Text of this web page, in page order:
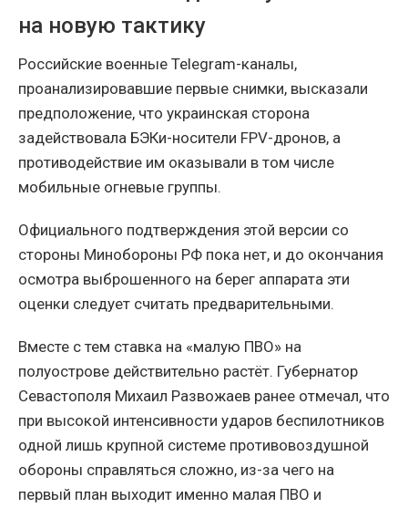
на новую тактику
Российские военные Telegram-каналы,
проанализировавшие первые снимки, высказали
предположение, что украинская сторона
задействовала БЭКи-носители FPV-дронов, а
противодействие им оказывали в том числе
мобильные огневые группы.
Официального подтверждения этой версии со
стороны Минобороны РФ пока нет, и до окончания
осмотра выброшенного на берег аппарата эти
оценки следует считать предварительными.
Вместе с тем ставка на «малую ПВО» на
полуострове действительно растёт. Губернатор
Севастополя Михаил Развожаев ранее отмечал, что
при высокой интенсивности ударов беспилотников
одной лишь крупной системе противовоздушной
обороны справляться сложно, из-за чего на
первый план выходит именно малая ПВО и